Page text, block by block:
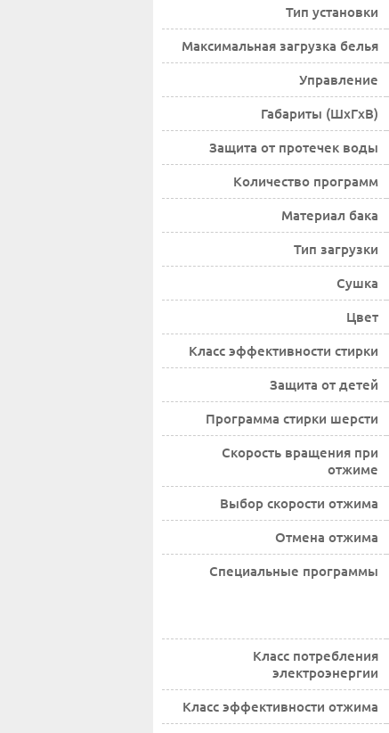
Тип установки
Максимальная загрузка белья
Управление
Габариты (ШxГxВ)
Защита от протечек воды
Количество программ
Материал бака
Тип загрузки
Сушка
Цвет
Класс эффективности стирки
Защита от детей
Программа стирки шерсти
Скорость вращения при
отжиме
Выбор скорости отжима
Отмена отжима
Специальные программы
Класс потребления
электроэнергии
Класс эффективности отжима